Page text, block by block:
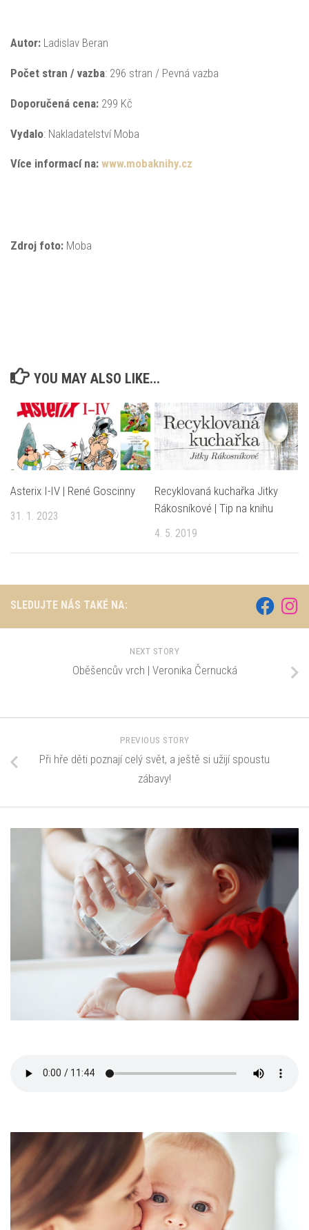
Autor: Ladislav Beran
Počet stran / vazba: 296 stran / Pevná vazba
Doporučená cena: 299 Kč
Vydalo: Nakladatelství Moba
Více informací na: www.mobaknihy.cz
Zdroj foto: Moba
YOU MAY ALSO LIKE...
Asterix I-IV | René Goscinny
31. 1. 2023
Recyklovaná kuchařka Jitky
Rákosníkové | Tip na knihu
4. 5. 2019
SLEDUJTE NÁS TAKÉ NA:
NEXT STORY
Oběšencův vrch | Veronika Černucká
PREVIOUS STORY
Při hře děti poznají celý svět, a ještě si užijí spoustu
zábavy!